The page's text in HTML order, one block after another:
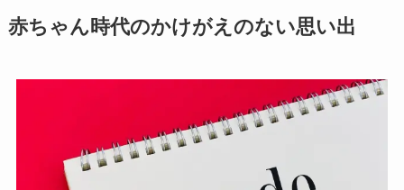
赤ちゃん時代のかけがえのない思い出